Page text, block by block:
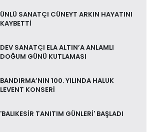
ÜNLÜ SANATÇI CÜNEYT ARKIN HAYATINI
KAYBETTİ
DEV SANATÇI ELA ALTIN’A ANLAMLI
DOĞUM GÜNÜ KUTLAMASI
BANDIRMA’NIN 100. YILINDA HALUK
LEVENT KONSERİ
'BALIKESİR TANITIM GÜNLERİ' BAŞLADI